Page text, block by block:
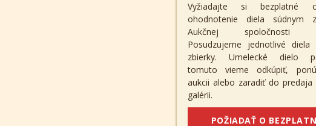
Vyžiadajte si bezplatné
ohodnotenie diela súdnym
Aukčnej spoločnosti
Posudzujeme jednotlivé
zbierky. Umelecké dielo
tomuto vieme odkúpiť,
aukcii alebo zaradiť do predaja
galérii.
POŽIADAŤ O